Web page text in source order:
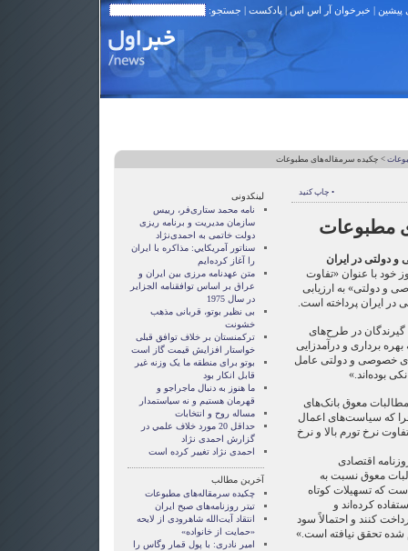
پیشین | خبرخوان آر اس اس| پادکست | جستجو:
> چکیده سرمقاله‌های مطبوعات
• چاپ کنید
مطبوعات
دولتی در ایران
خود با عنوان «تفاوت
و دولتی» به ارزیابی
ایران پرداخته است.
گیرندگان در طرح‌های
برداری و درآمدزایی
خصوصی و دولتی عامل
بوده‌اند.»
معوق بانک‌های
که سیاست‌های اعمال
نرخ تورم بالا و نرخ
اقتصادی
معوق نسبت به
که تسهیلات کوتاه
کرده‌اند و
کنند و احتمالاً سود
شده تحقق نیافته است.»
لینکدونی
نامه محمد ستاری‌فر، رییس
سازمان مدیریت و برنامه ریزی
دولت خاتمی به احمدی‌نژاد
سناتور آمريکايي: مذاکره با ايران
را آغاز کرده‌ايم
متن عهدنامه مرزى بين ايران و
عراق بر اساس توافقنامه الجزاير
در سال 1975
بی نظیر بوتو، قربانی مذهب
خشونت
ترکمنستان بر خلاف توافق قبلی
خواستار افزایش قیمت گاز است
بوتو برای منطقه ما یک وزنه غیر
قابل انکار بود
ما هنوز به دنبال ماجراجو و
قهرمان هستيم و نه سياستمدار
مساله روح و انتخابات
حداقل 20 مورد خلاف علمي در
گزارش احمدی نژاد
احمدی نژاد تغییر کرده است
آخرین مطالب
چکیده سرمقاله‌های مطبوعات
تیتر روزنامه‌های صبح ایران
انتقاد آیت‌الله شاهرودی از لایحه
«حمایت از خانواده»
امیر نادری: با پول قمار وگاس را